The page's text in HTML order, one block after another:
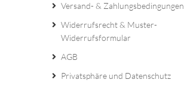
Versand- & Zahlungsbedingungen
Widerrufsrecht & Muster-
Widerrufsformular
AGB
Privatsphäre und Datenschutz